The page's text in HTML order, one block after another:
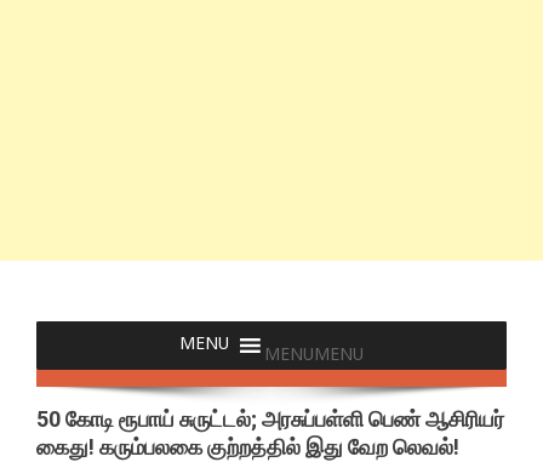
MENUMENU
50 கோடி ரூபாய் சுருட்டல்; அரசுப்பள்ளி பெண் ஆசிரியர்
கைது! கரும்பலகை குற்றத்தில் இது வேற லெவல்!